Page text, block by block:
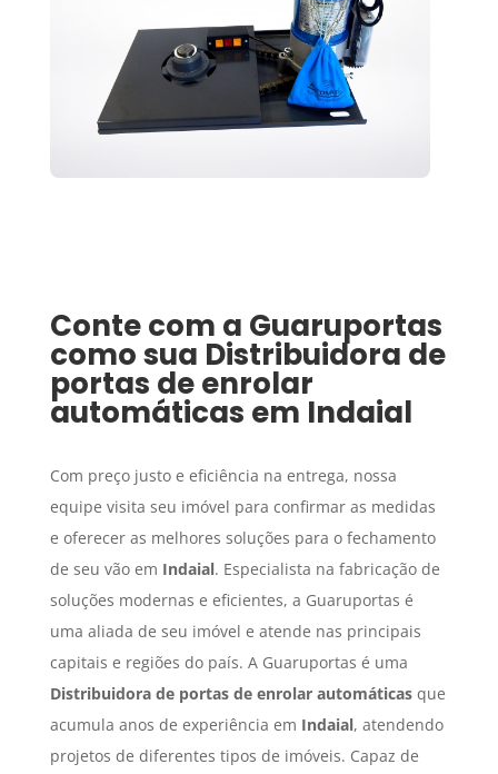
Conte com a Guaruportas
como sua Distribuidora de
portas de enrolar
automáticas em Indaial
Com preço justo e eficiência na entrega, nossa
equipe visita seu imóvel para confirmar as medidas
e oferecer as melhores soluções para o fechamento
de seu vão em Indaial. Especialista na fabricação de
soluções modernas e eficientes, a Guaruportas é
uma aliada de seu imóvel e atende nas principais
capitais e regiões do país. A Guaruportas é uma
Distribuidora de portas de enrolar automáticasque
acumula anos de experiência em Indaial, atendendo
projetos de diferentes tipos de imóveis. Capaz de